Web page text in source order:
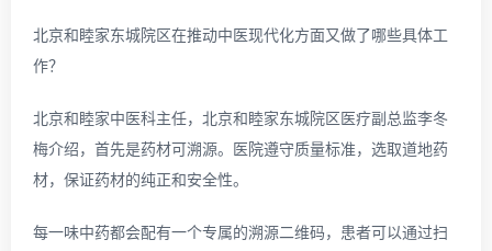
北京和睦家东城院区在推动中医现代化方面又做了哪些具体工
作？
北京和睦家中医科主任，北京和睦家东城院区医疗副总监李冬
梅介绍，首先是药材可溯源。医院遵守质量标准，选取道地药
材，保证药材的纯正和安全性。
每一味中药都会配有一个专属的溯源二维码，患者可以通过扫